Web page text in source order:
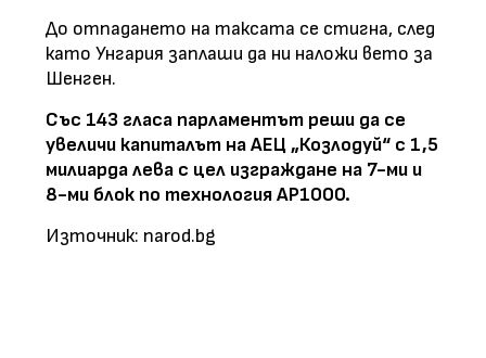
До отпадането на таксата се стигна, след
като Унгария заплаши да ни наложи вето за
Шенген.
Със 143 гласа парламентът реши да се
увеличи капиталът на АЕЦ „Козлодуй“ с 1,5
милиарда лева с цел изграждане на 7-ми и
8-ми блок по технология АР1000.
Източник: narod.bg